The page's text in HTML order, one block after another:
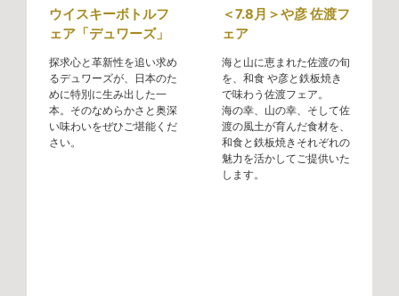
ウイスキーボトルフ
ェア「デュワーズ」
探求心と革新性を追い求め
るデュワーズが、日本のた
めに特別に生み出した一
本。そのなめらかさと奥深
い味わいをぜひご堪能くだ
さい。
＜7.8月＞や彦 佐渡フ
ェア
海と山に恵まれた佐渡の旬
を、和食 や彦と鉄板焼き
で味わう佐渡フェア。
海の幸、山の幸、そして佐
渡の風土が育んだ食材を、
和食と鉄板焼きそれぞれの
魅力を活かしてご提供いた
します。